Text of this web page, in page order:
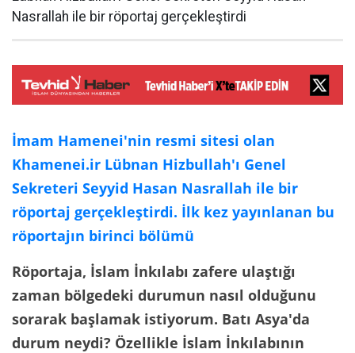
Nasrallah ile bir röportaj gerçekleştirdi
İmam Hamenei'nin resmi sitesi olan
Khamenei.ir Lübnan Hizbullah'ı Genel
Sekreteri Seyyid Hasan Nasrallah ile bir
röportaj gerçekleştirdi. İlk kez yayınlanan bu
röportajın birinci bölümü
Röportaja, İslam İnkılabı zafere ulaştığı
zaman bölgedeki durumun nasıl olduğunu
sorarak başlamak istiyorum. Batı Asya'da
durum neydi? Özellikle İslam İnkılabının